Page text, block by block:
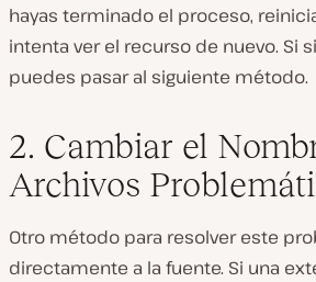
hayas terminado el proceso,
intenta ver el recurso de nuevo. Si
puedes pasar al siguiente método.
2. Cambiar el
Archivos
Otro método para resolver este
directamente a la fuente. Si una